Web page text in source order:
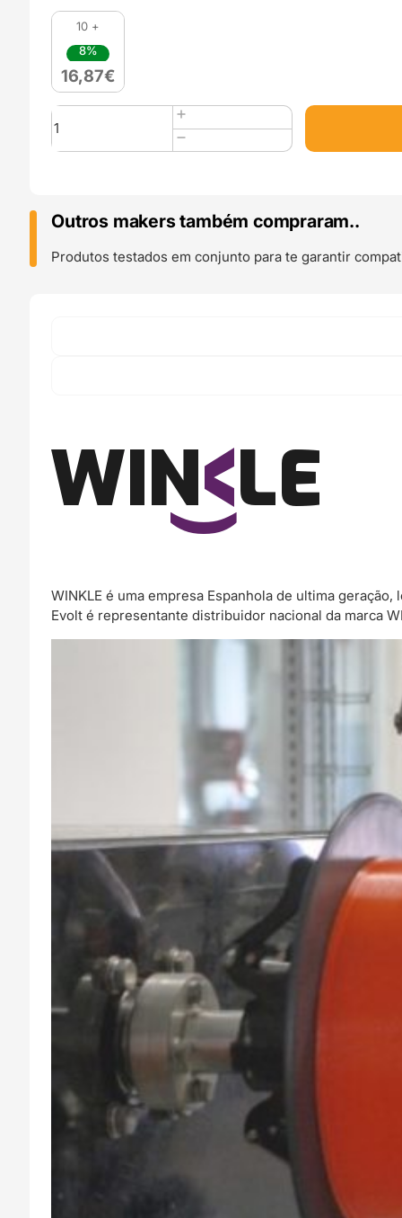
10 +
8%
16,87€
Quantidade
de
TPE
RESISTANCE
750g
AZUL
Outros makers também compraram..
Produtos testados em conjunto para te garantir
WINKLE é uma empresa Espanhola de ultima
Evolt é representante distribuidor nacional da marca